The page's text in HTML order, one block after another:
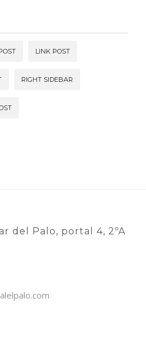
LINK POST
RIGHT SIDEBAR
del Palo, portal 4, 2ºA